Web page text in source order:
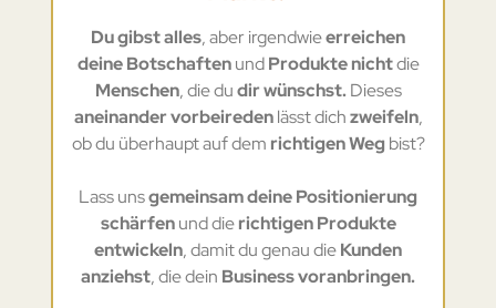
Du gibst alles, aber irgendwieerreichen
deine BotschaftenundProdukte nichtdie
Menschen, die dudir wünschst.Dieses
aneinander vorbeiredenlässt dichzweifeln,
ob du überhaupt auf dem richtigen Wegbist?
Lass unsgemeinsam deine Positionierung
schärfenund dierichtigen Produkte
entwickeln, damit du genau dieKunden
anziehst, die dein Business voranbringen.